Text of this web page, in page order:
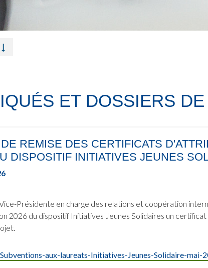
ET DOSSIERS
REMISE DES CERTIFICATS
DISPOSITIF INITIATIVES JEUNES
Présidente en charge des relations et coopération
2026 du dispositif Initiatives Jeunes Solidaires un
aux-laureats-Initiatives-Jeunes-Solidaire-mai-